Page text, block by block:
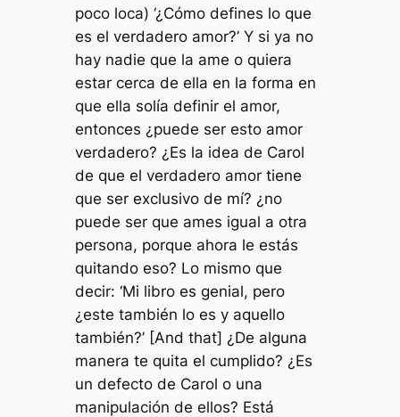
poco loca) ‘¿Cómo defines lo que
es el verdadero amor?’ Y si ya no
hay nadie que la ame o quiera
estar cerca de ella en la forma en
que ella solía definir el amor,
entonces ¿puede ser esto amor
verdadero? ¿Es la idea de Carol
de que el verdadero amor tiene
que ser exclusivo de mí? ¿no
puede ser que ames igual a otra
persona, porque ahora le estás
quitando eso? Lo mismo que
decir: ‘Mi libro es genial, pero
¿este también lo es y aquello
también?’ [And that] ¿De alguna
manera te quita el cumplido? ¿Es
un defecto de Carol o una
manipulación de ellos? Está